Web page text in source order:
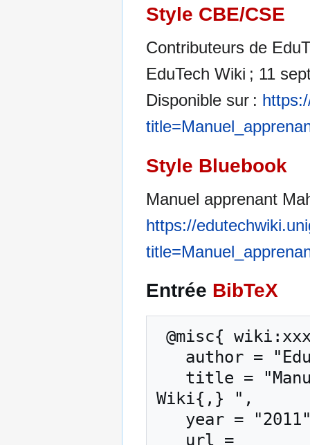
Style CBE/CSE
Contributeurs de
EduTech Wiki ; 11
Disponible sur :
Style Bluebook
Manuel apprenant
https://
Entrée BibTeX
Wiki{,} ",